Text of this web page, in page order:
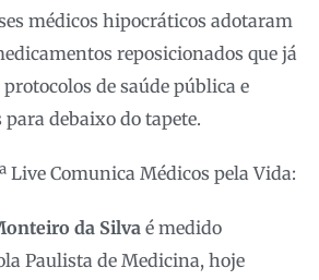
médicos hipocráticos adotaram
reposicionados que já
de saúde pública e
para debaixo do tapete.
Live Comunica Médicos pela Vida:
da Silva é medido
Paulista de Medicina, hoje